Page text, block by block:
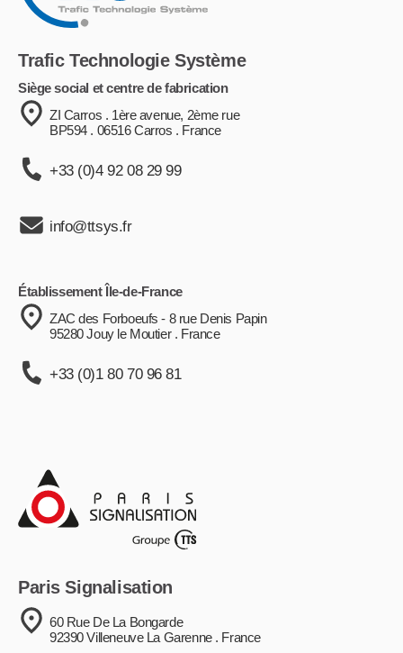
Trafic Technologie Système
Siège social et centre de fabrication
ZI Carros . 1ère avenue, 2ème rue
BP594 . 06516 Carros . France
+33 (0)4 92 08 29 99
info@ttsys.fr
Établissement Île-de-France
ZAC des Forboeufs - 8 rue Denis Papin
95280 Jouy le Moutier . France
+33 (0)1 80 70 96 81
Paris Signalisation
60 Rue De La Bongarde
92390 Villeneuve La Garenne . France